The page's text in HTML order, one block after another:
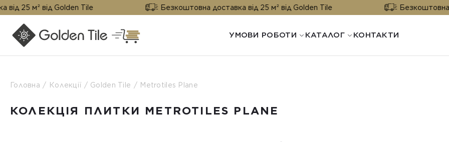
від Golden Tile Безкоштовна доставка від 25 м² від Golden Tile Безкоштовна
УМОВИ РОБОТИ КАТАЛОГ КОНТАКТИ
Головна Колекції Golden Tile Metrotiles Plane
КОЛЕКЦІЯ ПЛИТКИ METROTILES PLANE